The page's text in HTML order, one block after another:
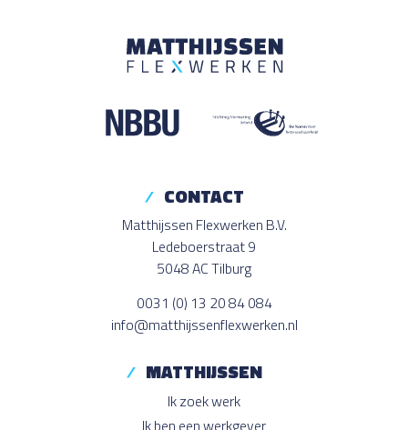
CONTACT
Matthijssen Flexwerken B.V.
Ledeboerstraat 9
5048 AC Tilburg
0031 (0) 13 20 84 084
info@matthijssenflexwerken.nl
MATTHIJSSEN
Ik zoek werk
Ik ben een werkgever